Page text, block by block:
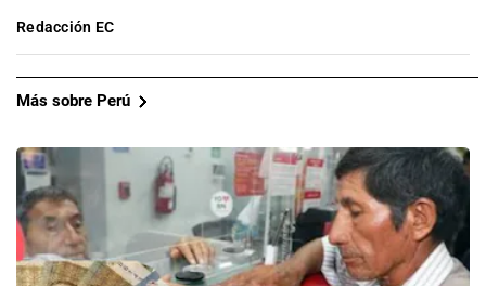
Redacción EC
Más sobre Perú